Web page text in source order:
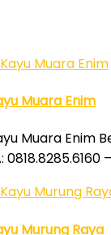
Muara Enim
Muara Enim
Murung Raya